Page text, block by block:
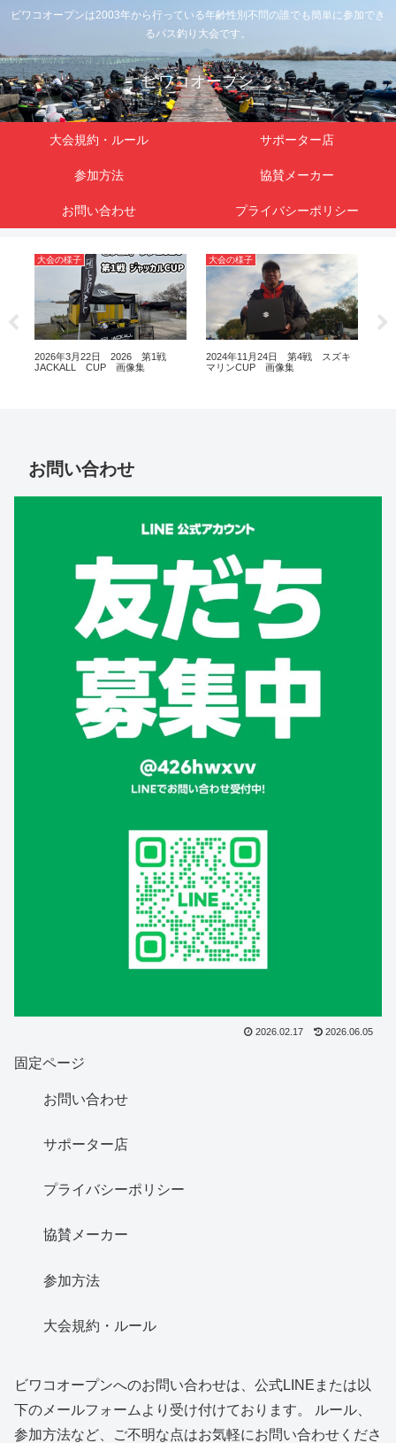
ビワコオープンは2003年から行っている年齢性別不問の誰でも簡単に参加でき
るバス釣り大会です。
ビワコオープン
大会規約・ルール サポーター店
参加方法 協賛メーカー
お問い合わせ プライバシーポリシー
大会の様子
2026年3月22日 2026 第1戦
JACKALL CUP 画像集
大会の様子
2024年11月24日 第4戦 スズキ
マリンCUP 画像集
お問い合わせ
2026.02.17 2026.06.05
固定ページ
お問い合わせ
サポーター店
プライバシーポリシー
協賛メーカー
参加方法
大会規約・ルール
ビワコオープンへのお問い合わせは、公式LINEまたは以
下のメールフォームより受け付けております。 ルール、
参加方法など、ご不明な点はお気軽にお問い合わせくださ